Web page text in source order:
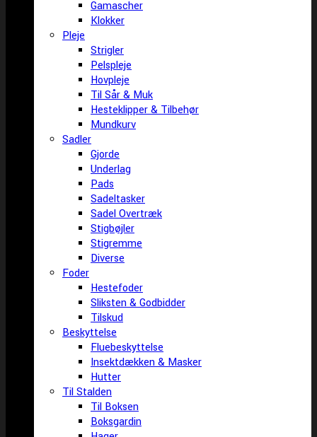
Gamascher
Klokker
Pleje
Strigler
Pelspleje
Hovpleje
Til Sår & Muk
Hesteklipper & Tilbehør
Mundkurv
Sadler
Gjorde
Underlag
Pads
Sadeltasker
Sadel Overtræk
Stigbøjler
Stigremme
Diverse
Foder
Hestefoder
Sliksten & Godbidder
Tilskud
Beskyttelse
Fluebeskyttelse
Insektdækken & Masker
Hutter
Til Stalden
Til Boksen
Boksgardin